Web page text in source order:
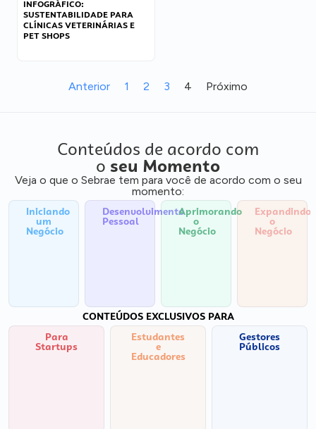
INFOGRÁFICO:
SUSTENTABILIDADE PARA
CLÍNICAS VETERINÁRIAS E
PET SHOPS
Anterior 1 2 3 4 Próximo
Conteúdos de acordo com
o seu Momento
Veja o que o Sebrae tem para você de acordo com o seu
momento:
Iniciando
um
Negócio
Desenvolvimento
Pessoal
Aprimorando
o
Negócio
Expandindo
o
Negócio
CONTEÚDOS EXCLUSIVOS PARA
Para
Startups
Estudantes
e
Educadores
Gestores
Públicos